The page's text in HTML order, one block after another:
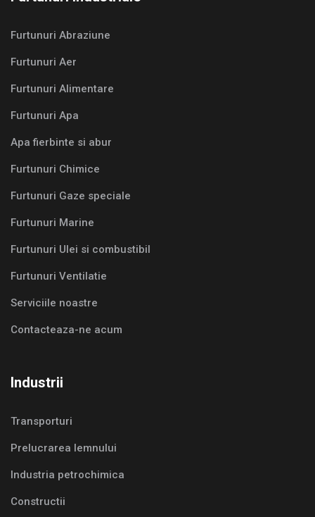
Furtunuri Abraziune
Furtunuri Aer
Furtunuri Alimentare
Furtunuri Apa
Apa fierbinte si abur
Furtunuri Chimice
Furtunuri Gaze speciale
Furtunuri Marine
Furtunuri Ulei si combustibil
Furtunuri Ventilatie
Serviciile noastre
Contacteaza-ne acum
Industrii
Transporturi
Prelucrarea lemnului
Industria petrochimica
Constructii